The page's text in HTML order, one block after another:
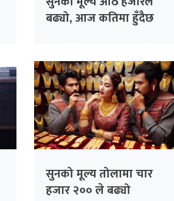
बढ्यो, आज कतिमा हुँदैछ
सुनको मूल्य तोलामा चार
हजार २०० ले बढ्यो